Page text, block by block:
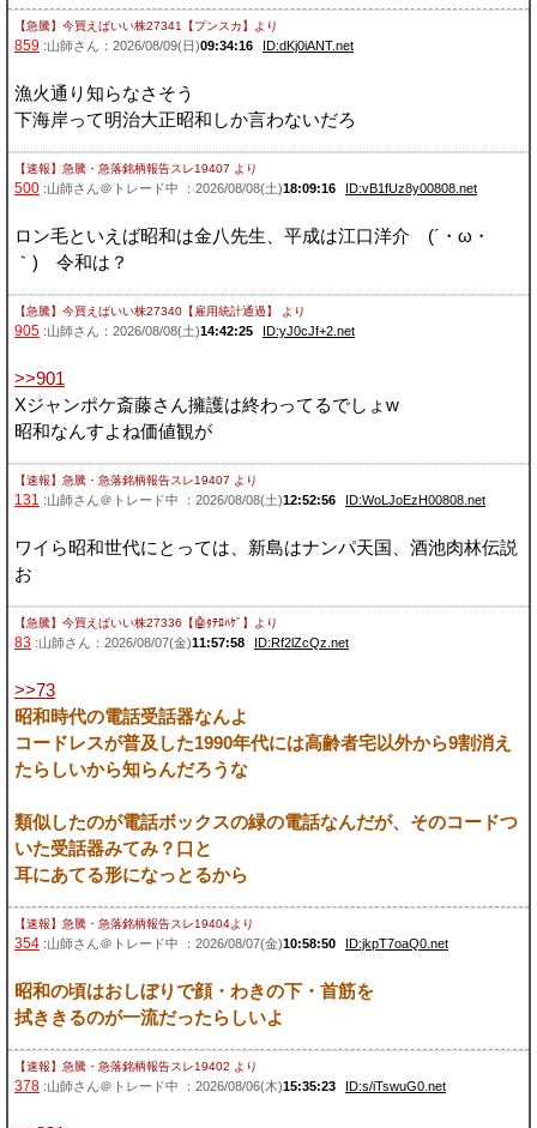
【急騰】今買えばいい株27341【プンスカ】 より
859 :山師さん：2026/08/09(日)09:34:16 ID:dKj0iANT.net
漁火通り知らなさそう
下海岸って明治大正昭和しか言わないだろ
【速報】急騰・急落銘柄報告スレ19407 より
500 :山師さん＠トレード中 ：2026/08/08(土)18:09:16 ID:vB1fUz8y00808.net
ロン毛といえば昭和は金八先生、平成は江口洋介 (´・ω・
｀) 令和は？
【急騰】今買えばいい株27340【雇用統計通過】 より
905 :山師さん：2026/08/08(土)14:42:25 ID:yJ0cJf+2.net
>>901
Xジャンポケ斎藤さん擁護は終わってるでしょw
昭和なんすよね価値観が
【速報】急騰・急落銘柄報告スレ19407 より
131 :山師さん＠トレード中 ：2026/08/08(土)12:52:56 ID:WoLJoEzH00808.net
ワイら昭和世代にとっては、新島はナンパ天国、酒池肉林伝説
お
【急騰】今買えばいい株27336【🤖ﾀﾃﾛﾊｹﾞ】 より
83 :山師さん：2026/08/07(金)11:57:58 ID:Rf2lZcQz.net
>>73
昭和時代の電話受話器なんよ
コードレスが普及した1990年代には高齢者宅以外から9割消え
たらしいから知らんだろうな
類似したのが電話ボックスの緑の電話なんだが、そのコードつ
いた受話器みてみ？口と
耳にあてる形になっとるから
【速報】急騰・急落銘柄報告スレ19404より
354 :山師さん＠トレード中 ：2026/08/07(金)10:58:50 ID:jkpT7oaQ0.net
昭和の頃はおしぼりで顔・わきの下・首筋を
拭ききるのが一流だったらしいよ
【速報】急騰・急落銘柄報告スレ19402 より
378 :山師さん＠トレード中 ：2026/08/06(木)15:35:23 ID:s/iTswuG0.net